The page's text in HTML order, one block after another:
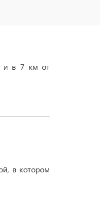
и в 7 км от
в котором